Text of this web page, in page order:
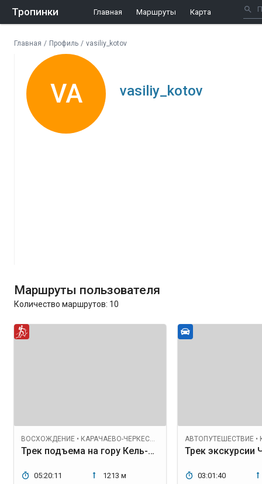
Тропинки Главная Маршруты Карта
Главная / Профиль / vasiliy_kotov
VA vasiliy_kotov
Маршруты пользователя
Количество маршрутов: 10
ВОСХОЖДЕНИЕ • КАРАЧАЕВО-ЧЕРКЕССКАЯ РЕСПУБЛИКА
Трек подъема на гору Кель-Баши
05:20:11 1213 м
АВТОПУТЕШЕСТВИЕ •
03:01:40